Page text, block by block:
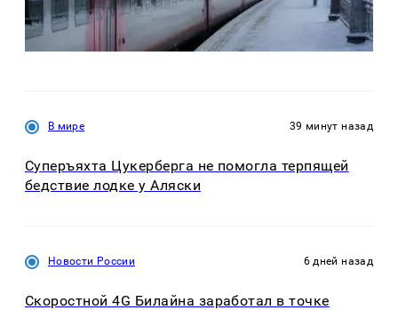
В мире 39 минут назад
Суперъяхта Цукерберга не помогла терпящей
бедствие лодке у Аляски
Новости России 6 дней назад
Скоростной 4G Билайна заработал в точке